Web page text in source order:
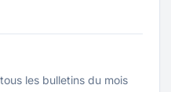
les bulletins du mois